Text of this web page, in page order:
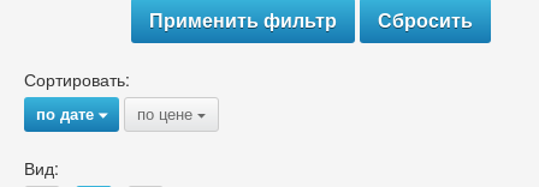
Сортировать:
по дате{ по цене {
Вид: